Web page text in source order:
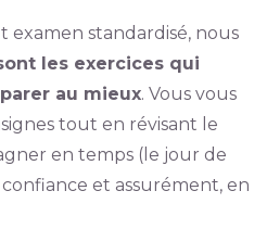
standardisé, nous
les exercices qui
au mieux. Vous vous
tout en révisant le
en temps (le jour de
confiance et assurément, en